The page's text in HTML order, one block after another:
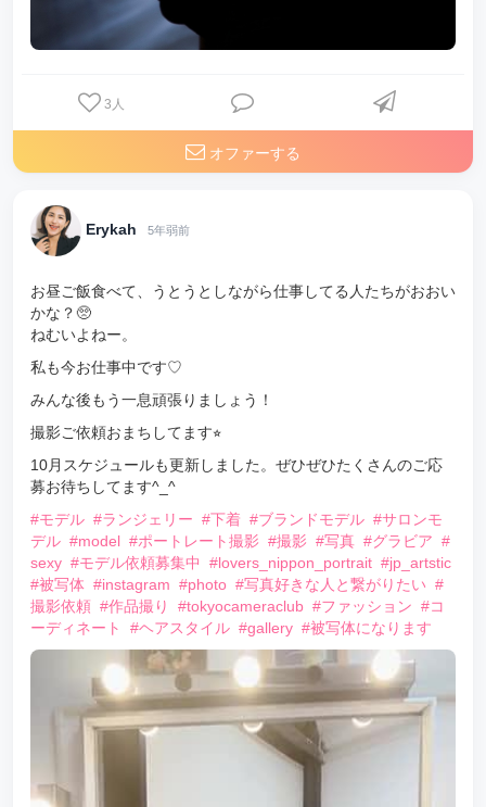
3 人
オファーする
Erykah 5年弱前
お昼ご飯食べて、うとうとしながら仕事してる人たちがおおい
かな？🥺
ねむいよねー。
私も今お仕事中です♡
みんな後もう一息頑張りましょう！
撮影ご依頼おまちしてます⭐︎
10月スケジュールも更新しました。ぜひぜひたくさんのご応
募お待ちしてます^_^
#モデル #ランジェリー #下着 #ブランドモデル #サロンモ
デル #model #ポートレート撮影 #撮影 #写真 #グラビア #
sexy #モデル依頼募集中 #lovers_nippon_portrait #jp_artstic
#被写体 #instagram #photo #写真好きな人と繋がりたい #
撮影依頼 #作品撮り #tokyocameraclub #ファッション #コ
ーディネート
#ヘアスタイル #gallery #被写体になります